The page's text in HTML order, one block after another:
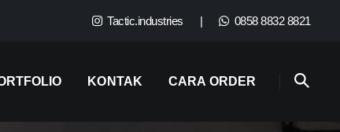
Tactic.industries | 0858 8832 8821
KONTAK CARA ORDER